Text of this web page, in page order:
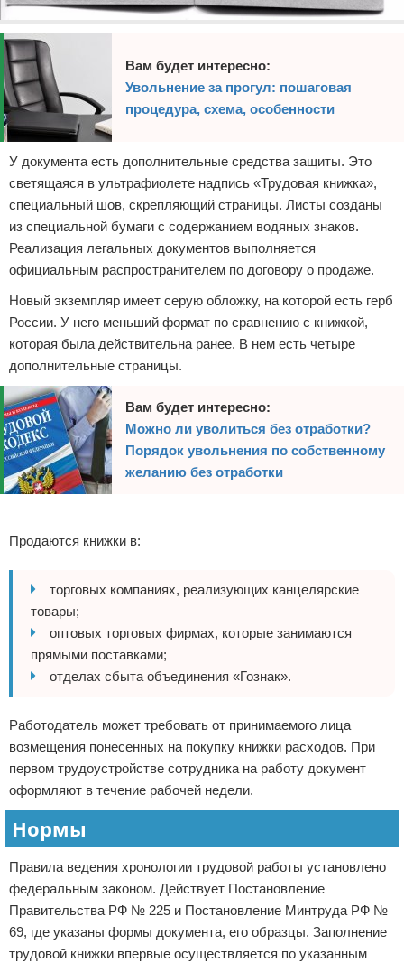
Вам будет интересно:
Увольнение за прогул: пошаговая
процедура, схема, особенности
У документа есть дополнительные средства защиты. Это
светящаяся в ультрафиолете надпись «Трудовая книжка»,
специальный шов, скрепляющий страницы. Листы созданы
из специальной бумаги с содержанием водяных знаков.
Реализация легальных документов выполняется
официальным распространителем по договору о продаже.
Новый экземпляр имеет серую обложку, на которой есть герб
России. У него меньший формат по сравнению с книжкой,
которая была действительна ранее. В нем есть четыре
дополнительные страницы.
Вам будет интересно:
Можно ли уволиться без отработки?
Порядок увольнения по собственному
желанию без отработки
Продаются книжки в:
торговых компаниях, реализующих канцелярские
товары;
оптовых торговых фирмах, которые занимаются
прямыми поставками;
отделах сбыта объединения «Гознак».
Работодатель может требовать от принимаемого лица
возмещения понесенных на покупку книжки расходов. При
первом трудоустройстве сотрудника на работу документ
оформляют в течение рабочей недели.
Нормы
Правила ведения хронологии трудовой работы установлено
федеральным законом. Действует Постановление
Правительства РФ № 225 и Постановление Минтруда РФ №
69, где указаны формы документа, его образцы. Заполнение
трудовой книжки впервые осуществляется по указанным